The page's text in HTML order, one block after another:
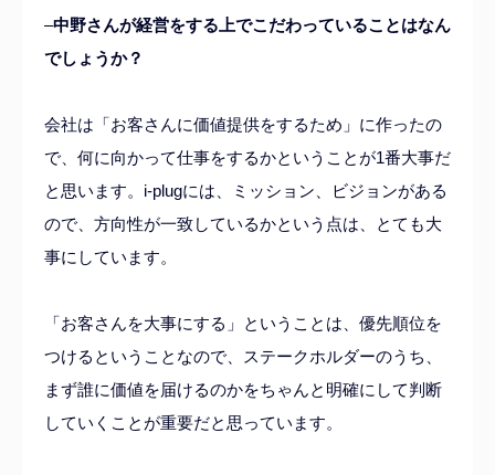
–中野さんが経営をする上でこだわっていることはなん
でしょうか？
会社は「お客さんに価値提供をするため」に作ったの
で、何に向かって仕事をするかということが1番大事だ
と思います。i-plugには、ミッション、ビジョンがある
ので、方向性が一致しているかという点は、とても大
事にしています。
「お客さんを大事にする」ということは、優先順位を
つけるということなので、ステークホルダーのうち、
まず誰に価値を届けるのかをちゃんと明確にして判断
していくことが重要だと思っています。